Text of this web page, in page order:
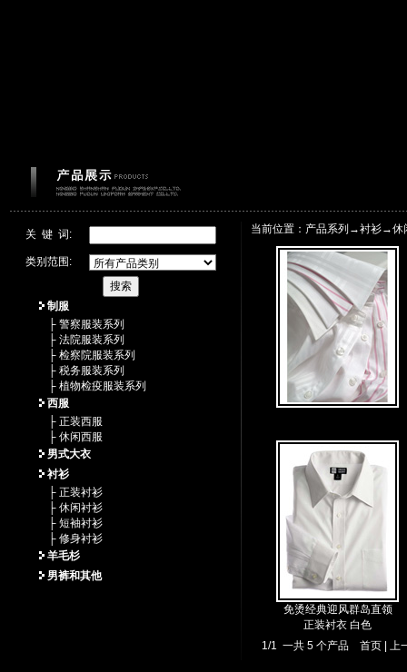
关 键 词:
类别范围:
制服
├ 警察服装系列
├ 法院服装系列
├ 检察院服装系列
├ 税务服装系列
├ 植物检疫服装系列
西服
├ 正装西服
├ 休闲西服
男式大衣
衬衫
├ 正装衬衫
├ 休闲衬衫
├ 短袖衬衫
├ 修身衬衫
羊毛杉
男裤和其他
当前位置：产品系列→衬衫→休
免烫经典迎风群岛直领
正装衬衣 白色
1/1 一共 5 个产品 首页| 上